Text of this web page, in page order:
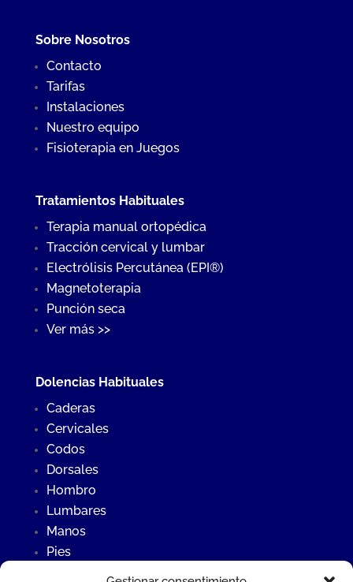
Sobre Nosotros
Contacto
Tarifas
Instalaciones
Nuestro equipo
Fisioterapia en Juegos
Tratamientos Habituales
Terapia manual ortopédica
Tracción cervical y lumbar
Electrólisis Percutánea (EPI®)
Magnetoterapia
Punción seca
Ver más >>
Dolencias Habituales
Caderas
Cervicales
Codos
Dorsales
Hombro
Lumbares
Manos
Pies